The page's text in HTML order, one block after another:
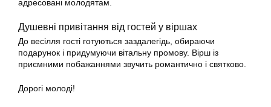
адресовані молодятам.
Душевні привітання від гостей у віршах
До весілля гості готуються заздалегідь, обираючи
подарунок і придумуючи вітальну промову. Вірш із
приємними побажаннями звучить романтично і святково.
Дорогі молоді!